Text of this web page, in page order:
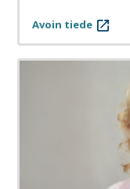
Avoin tiede